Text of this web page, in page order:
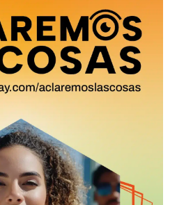
daily clipping and
of vaping and
in your email.
SUBSCRIBIRSE